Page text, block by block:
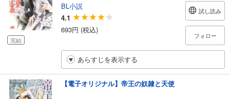
完結
BL小説
4.1
693円 (税込)
試し読み
フォロー
あらすじを表示する
【電子オリジナル】帝王の奴隷と天使